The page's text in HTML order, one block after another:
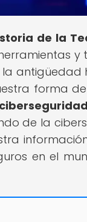
de la
la
forma
de la
en el